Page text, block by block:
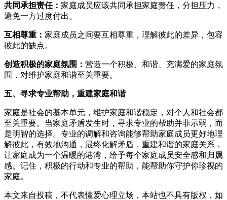
共同承担责任： 家庭成员应该共同承担家庭责任，分担压力，
避免一方过度付出。
互相尊重： 家庭成员之间要互相尊重，理解彼此的差异，包容
彼此的缺点。
创造积极的家庭氛围： 营造一个积极、和谐、充满爱的家庭氛
围，对维护家庭和谐至关重要。
五、寻求专业帮助，重建家庭和谐
家庭是社会的基本单元，维护家庭和谐稳定，对个人和社会都
至关重要。当家庭矛盾发生时，寻求专业的帮助并非示弱，而
是明智的选择。专业的调解和咨询能够帮助家庭成员更好地理
解彼此，有效地沟通，最终化解矛盾，重建和谐的家庭关系，
让家庭成为一个温暖的港湾，给予每个家庭成员安全感和归属
感。记住，积极的行动和专业的帮助，能帮助你守护你珍视的
家庭。
本文来自投稿，不代表懂爱心理立场，本站也不具有版权，如